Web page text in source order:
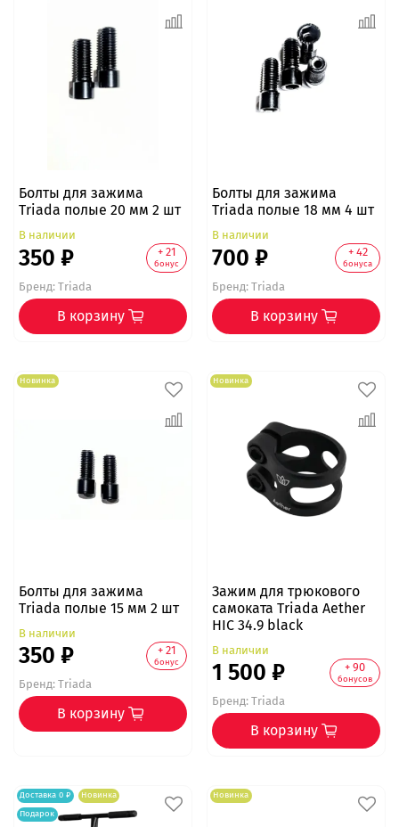
Болты для зажима
Triada полые 20 мм 2 шт
В наличии
350 ₽ + 21
бонус
Бренд:Triada
В корзину
Болты для зажима
Triada полые 18 мм 4 шт
В наличии
700 ₽ + 42
бонуса
Бренд:Triada
В корзину
Новинка
Болты для зажима
Triada полые 15 мм 2 шт
В наличии
350 ₽ + 21
бонус
Бренд:Triada
В корзину
Новинка
Зажим для трюкового
самоката Triada Aether
HIC 34.9 black
В наличии
1 500 ₽ + 90
бонусов
Бренд:Triada
В корзину
Доставка 0 ₽
Новинка
Подарок
Новинка